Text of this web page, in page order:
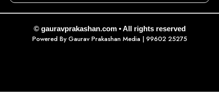
© gauravprakashan.com • All rights reserved
Powered By Gaurav Prakashan Media| 99602 25275